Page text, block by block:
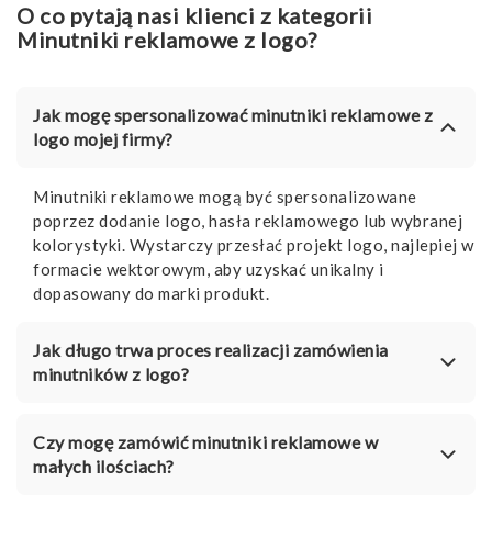
O co pytają nasi klienci z kategorii
Minutniki reklamowe z logo?
Jak mogę spersonalizować minutniki reklamowe z
logo mojej firmy?
Minutniki reklamowe mogą być spersonalizowane
poprzez dodanie logo, hasła reklamowego lub wybranej
kolorystyki. Wystarczy przesłać projekt logo, najlepiej w
formacie wektorowym, aby uzyskać unikalny i
dopasowany do marki produkt.
Jak długo trwa proces realizacji zamówienia
minutników z logo?
Czy mogę zamówić minutniki reklamowe w
małych ilościach?